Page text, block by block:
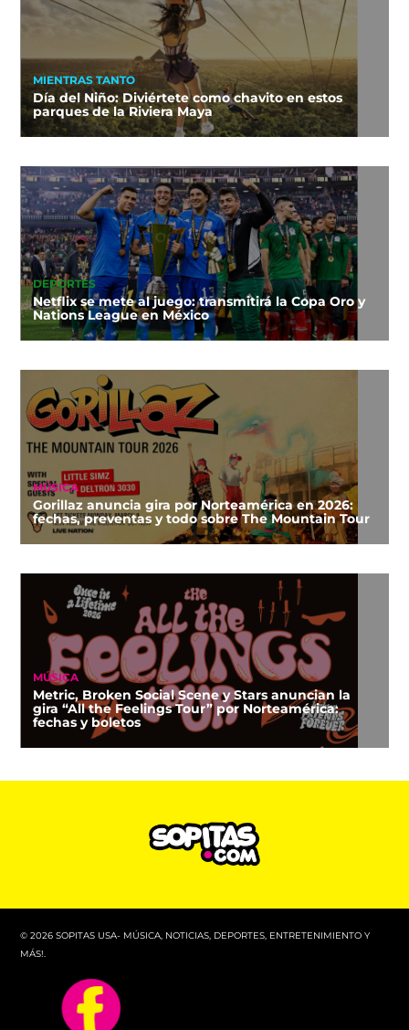
MIENTRAS TANTO
Día del Niño: Diviértete como chavito en estos
parques de la Riviera Maya
DEPORTES
Netflix se mete al juego: transmitirá la Copa Oro y
Nations League en México
MÚSICA
Gorillaz anuncia gira por Norteamérica en 2026:
fechas, preventas y todo sobre The Mountain Tour
MÚSICA
Metric, Broken Social Scene y Stars anuncian la
gira “All the Feelings Tour” por Norteamérica:
fechas y boletos
© 2026 SOPITAS USA- MÚSICA, NOTICIAS, DEPORTES, ENTRETENIMIENTO Y
MÁS!.